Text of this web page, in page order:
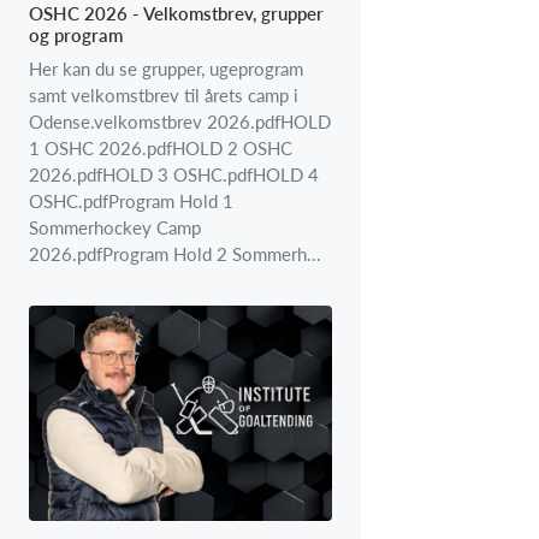
OSHC 2026 - Velkomstbrev, grupper
og program
Her kan du se grupper, ugeprogram
samt velkomstbrev til årets camp i
Odense.velkomstbrev 2026.pdfHOLD
1 OSHC 2026.pdfHOLD 2 OSHC
2026.pdfHOLD 3 OSHC.pdfHOLD 4
OSHC.pdfProgram Hold 1
Sommerhockey Camp
2026.pdfProgram Hold 2 Sommerh...